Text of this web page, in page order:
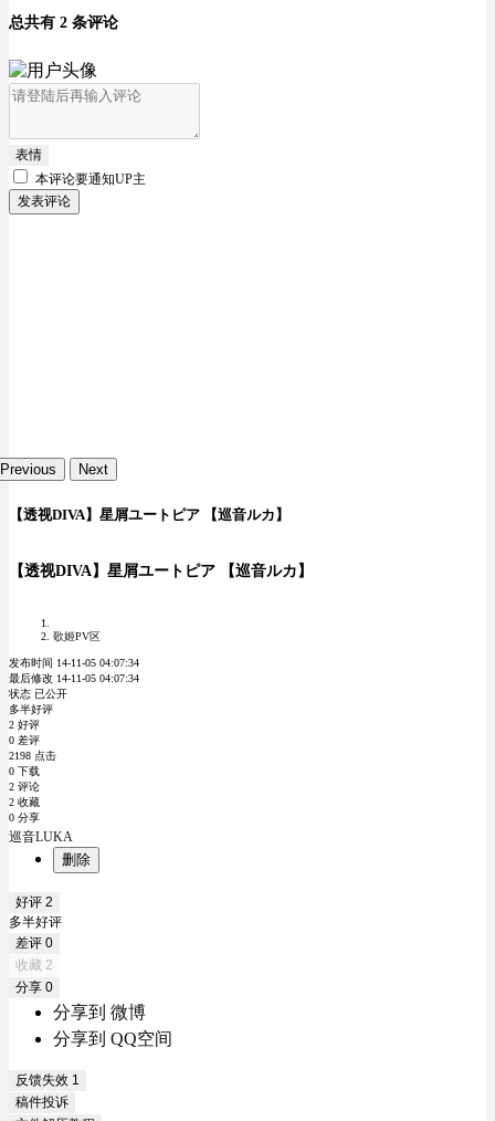
总共有 2 条评论
表情
本评论要通知UP主
发表评论
Previous Next
【透视DIVA】星屑ユートピア 【巡音ルカ】
【透视DIVA】星屑ユートピア 【巡音ルカ】
歌姬PV区
发布时间 14-11-05 04:07:34
最后修改 14-11-05 04:07:34
状态 已公开
多半好评
2 好评
0 差评
2198 点击
0 下载
2 评论
2 收藏
0 分享
巡音LUKA
删除
好评 2
多半好评
差评 0
收藏 2
分享 0
分享到 微博
分享到 QQ空间
反馈失效 1
稿件投诉